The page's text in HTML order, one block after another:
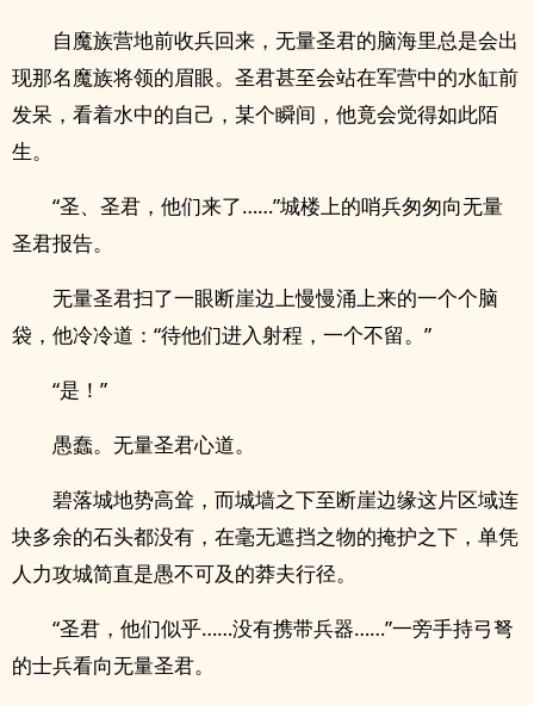
自魔族营地前收兵回来，无量圣君的脑海里总是会出
现那名魔族将领的眉眼。圣君甚至会站在军营中的水缸前
发呆，看着水中的自己，某个瞬间，他竟会觉得如此陌
生。
“圣、圣君，他们来了……”城楼上的哨兵匆匆向无量
圣君报告。
无量圣君扫了一眼断崖边上慢慢涌上来的一个个脑
袋，他冷冷道：“待他们进入射程，一个不留。”
“是！”
愚蠢。无量圣君心道。
碧落城地势高耸，而城墙之下至断崖边缘这片区域连
块多余的石头都没有，在毫无遮挡之物的掩护之下，单凭
人力攻城简直是愚不可及的莽夫行径。
“圣君，他们似乎……没有携带兵器……”一旁手持弓弩
的士兵看向无量圣君。